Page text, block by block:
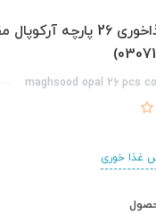
سرویس غذاخوری 26
maghsood opal 26 pcs
غذا خوری